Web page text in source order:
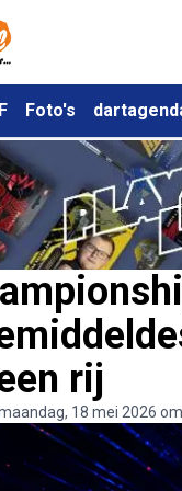
Foto's
rij
18 mei 2026